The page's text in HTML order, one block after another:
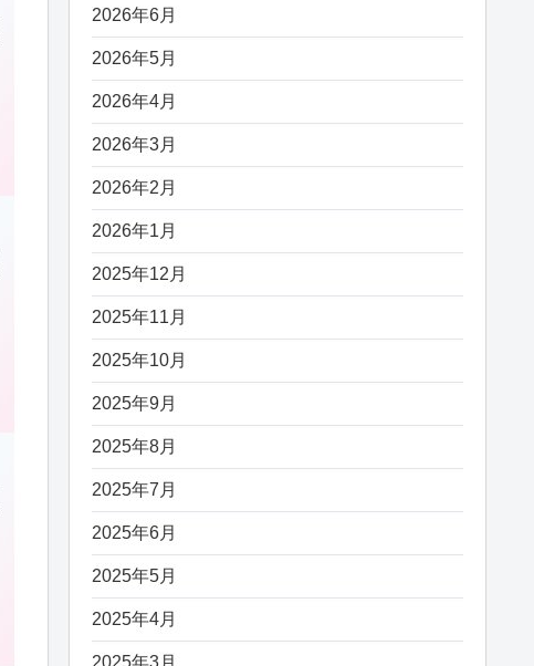
2026年6月
2026年5月
2026年4月
2026年3月
2026年2月
2026年1月
2025年12月
2025年11月
2025年10月
2025年9月
2025年8月
2025年7月
2025年6月
2025年5月
2025年4月
2025年3月